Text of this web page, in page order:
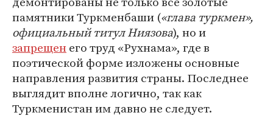
памятники Туркменбаши («глава туркмен»,
официальный титул Ниязова), но и
запрещенего труд «Рухнама», где в
поэтической форме изложены основные
направления развития страны. Последнее
выглядит вполне логично, так как
Туркменистан им давно не следует.